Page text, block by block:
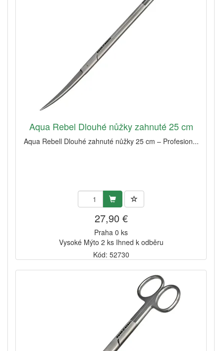
Aqua Rebel Dlouhé nůžky zahnuté 25 cm
Aqua Rebell Dlouhé zahnuté nůžky 25 cm – Profesion...
27,90 €
Praha 0 ks
Vysoké Mýto 2 ks Ihned k odběru
Kód: 52730